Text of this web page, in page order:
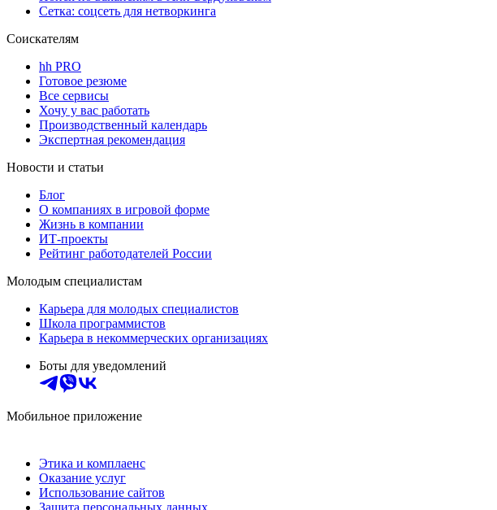
Сетка: соцсеть для нетворкинга
Соискателям
hh PRO
Готовое резюме
Все сервисы
Хочу у вас работать
Производственный календарь
Экспертная рекомендация
Новости и статьи
Блог
О компаниях в игровой форме
Жизнь в компании
ИТ-проекты
Рейтинг работодателей России
Молодым специалистам
Карьера для молодых специалистов
Школа программистов
Карьера в некоммерческих организациях
Боты для уведомлений
Мобильное приложение
Этика и комплаенс
Оказание услуг
Использование сайтов
Защита персональных данных